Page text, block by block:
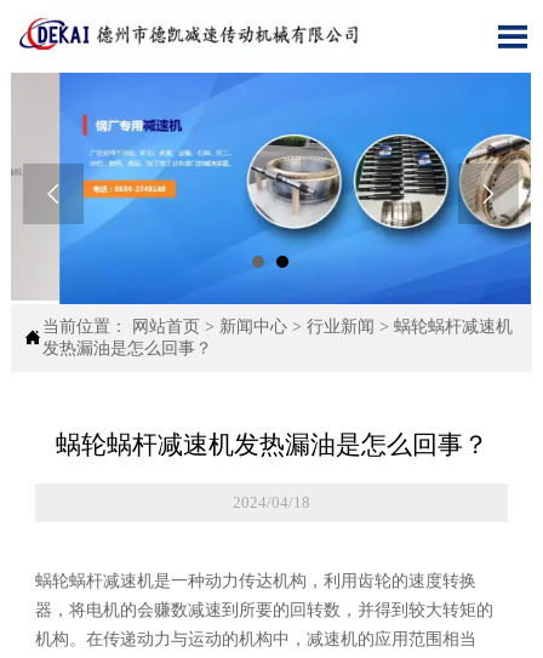

 

当前位置： 网站首页 > 新闻中心> 行业新闻 > 蜗轮蜗杆减速机
发热漏油是怎么回事？
蜗轮蜗杆减速机发热漏油是怎么回事？
2024/04/18
蜗轮蜗杆减速机是一种动力传达机构，利用齿轮的速度转换
器，将电机的会赚数减速到所要的回转数，并得到较大转矩的
机构。在传递动力与运动的机构中，减速机的应用范围相当